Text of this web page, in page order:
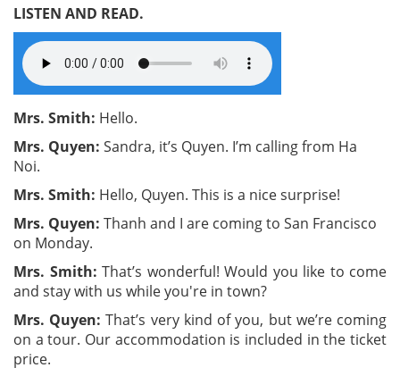
LISTEN AND READ.
Mrs. Smith: Hello.
Mrs. Quyen: Sandra, it’s Quyen. I’m calling from Ha
Noi.
Mrs. Smith: Hello, Quyen. This is a nice surprise!
Mrs. Quyen: Thanh and I are coming to San Francisco
on Monday.
Mrs. Smith: That’s wonderful! Would you like to come
and stay with us while you're in town?
Mrs. Quyen:That’s very kind of you, but we’re coming
on a tour. Our accommodation is included in the ticket
price.